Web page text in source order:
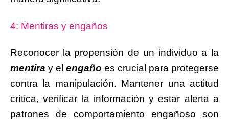
4: Mentiras y engaños
Reconocer la propensión de un individuo a la
mentira y el engaño es crucial para protegerse
contra la manipulación. Mantener una actitud
crítica, verificar la información y estar alerta a
patrones de comportamiento engañoso son